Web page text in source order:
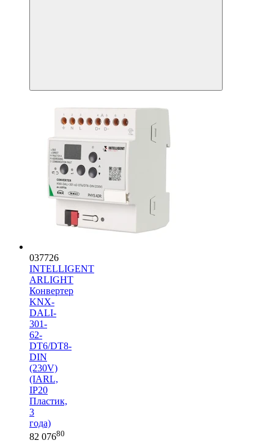
037726
INTELLIGENT
ARLIGHT
Конвертер
KNX-
DALI-
301-
62-
DT6/DT8-
DIN
(230V)
(IARL,
IP20
Пластик,
3
года)
82 07680